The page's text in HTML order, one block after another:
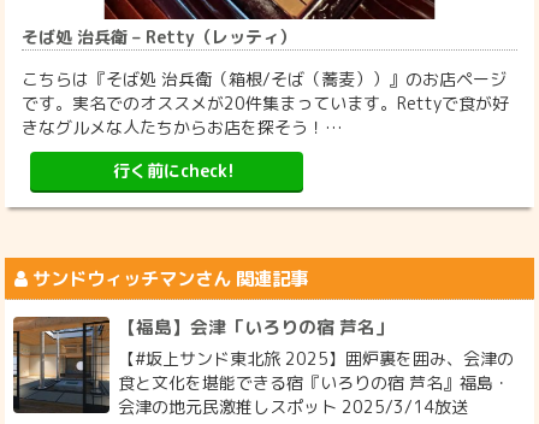
そば処 治兵衛 – Retty（レッティ）
こちらは『そば処 治兵衛（箱根/そば（蕎麦））』のお店ページ
です。実名でのオススメが20件集まっています。Rettyで食が好
きなグルメな人たちからお店を探そう！…
行く前にcheck!
サンドウィッチマンさん 関連記事
【福島】会津「いろりの宿 芦名」
【#坂上サンド東北旅 2025】囲炉裏を囲み、会津の
食と文化を堪能できる宿『いろりの宿 芦名』福島・
会津の地元民激推しスポット 2025/3/14放送